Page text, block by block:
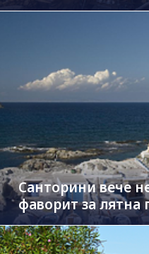
Санторини вече
фаворит за лятна